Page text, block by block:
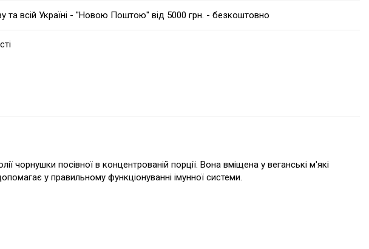
та всій Україні - ''Новою Поштою'' від 5000 грн. - безкоштовно
чорнушки посівної в концентрованій порції. Вона вміщена у веганські м'які
у правильному функціонуванні імунної системи.